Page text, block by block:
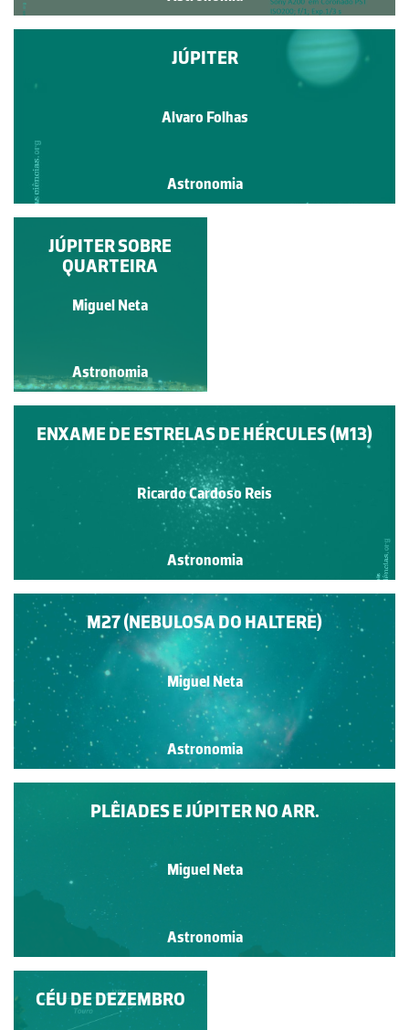
JÚPITER
Alvaro Folhas
Astronomia
SOL
Ricardo Cardoso Reis
Astronomia
ENXAME DE ESTRELAS DE HÉRCULES (M13)
Ricardo Cardoso Reis
Astronomia
M27 (NEBULOSA DO HALTERE)
Miguel Neta
Astronomia
JÚPITER SOBRE
QUARTEIRA
Miguel Neta
Astronomia
PLÊIADES E JÚPITER NO ARR.
Miguel Neta
Astronomia
MANCHAS SOLARES
CÉU DE DEZEMBRO